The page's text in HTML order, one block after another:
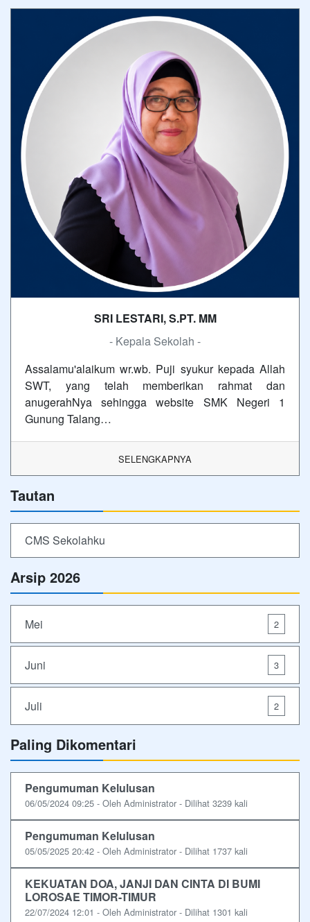
SRI LESTARI, S.PT. MM
- Kepala Sekolah -
Assalamu'alaikum wr.wb. Puji syukur kepada Allah
SWT, yang telah memberikan rahmat dan
anugerahNya sehingga website SMK Negeri 1
Gunung Talang…
SELENGKAPNYA
Tautan
CMS Sekolahku
Arsip 2026
Mei 2
Juni 3
Juli 2
Paling Dikomentari
Pengumuman Kelulusan
06/05/2024 09:25 - Oleh Administrator - Dilihat 3239 kali
Pengumuman Kelulusan
05/05/2025 20:42 - Oleh Administrator - Dilihat 1737 kali
KEKUATAN DOA, JANJI DAN CINTA DI BUMI
LOROSAE TIMOR-TIMUR
22/07/2024 12:01 - Oleh Administrator - Dilihat 1301 kali